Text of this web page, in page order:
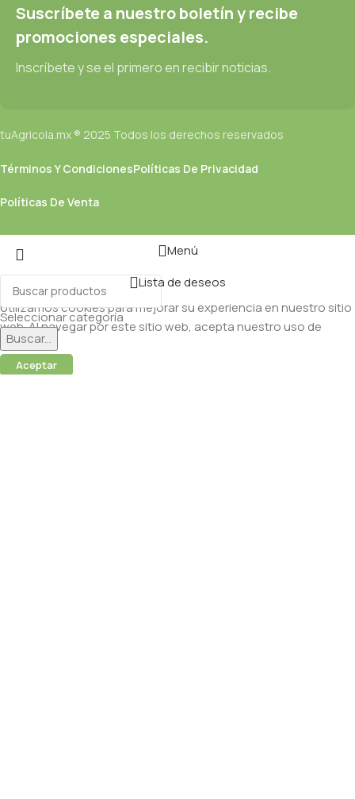
Suscríbete a nuestro boletín y recibe
promociones especiales.
Inscríbete y se el primero en recibir noticias.
tuAgricola.mx ® 2025 Todos los derechos reservados
Términos Y CondicionesPolíticas De Privacidad
Políticas De Venta
Seleccionar categoría
Buscar...
Menú
Lista de deseos
Utilizamos cookies para mejorar su experiencia en nuestro sitio
web. Al navegar por este sitio web, acepta nuestro uso de
cookies.
Aceptar